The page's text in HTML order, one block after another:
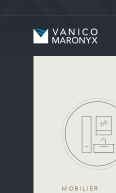
Vanico-Maronyx
MOBILIER